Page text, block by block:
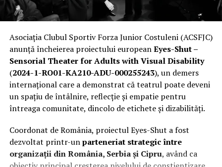
Asociația Clubul Sportiv Forza Junior Costuleni (ACSFJC)
anunță încheierea proiectului europeanEyes-Shut –
Sensorial Theater for Adults with Visual Disability
(2024-1-RO01-KA210-ADU-000255243), un demers
internațional care a demonstrat că teatrul poate deveni
un spațiu de întâlnire, reflecție și empatie pentru
întreaga comunitate, dincolo de etichete și dizabilități.
Coordonat de România, proiectul Eyes-Shut a fost
dezvoltat printr-unparteneriat strategic între
organizații din România, Serbia și Cipru, având ca